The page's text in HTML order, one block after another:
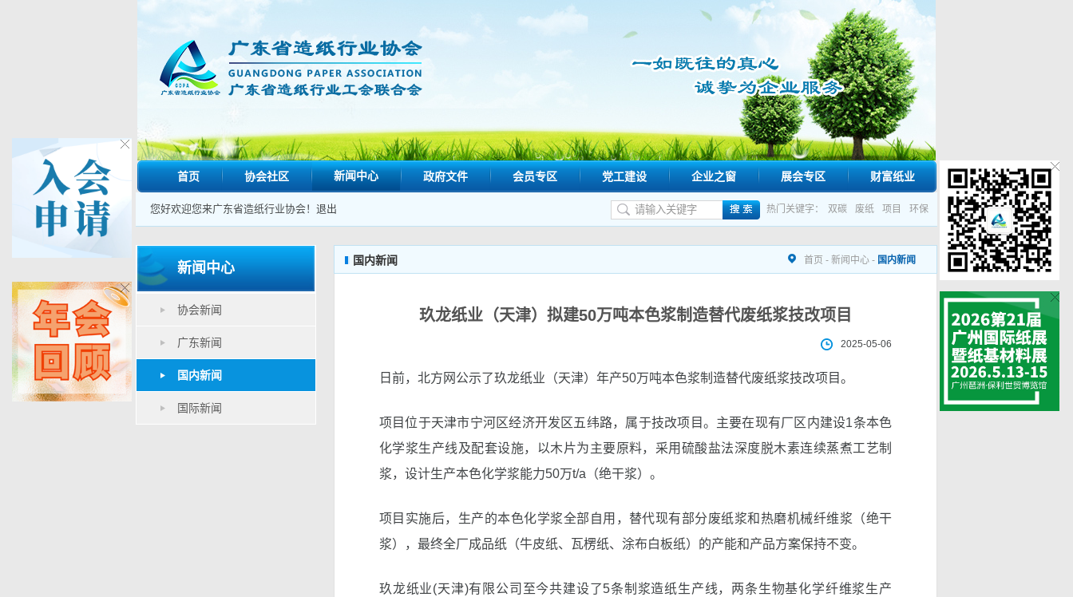
首页 协会社区 新闻中心 政府文件 会员专区 党工建设 企业之窗 展会专区 财富纸业
您好欢迎您来广东省造纸行业协会！ 退出 热门关键字： 双碳 废纸 项目 环保
新闻中心
协会新闻
广东新闻
国内新闻
国际新闻
国内新闻 首页 - 新闻中心 - 国内新闻
玖龙纸业（天津）拟建50万吨本色浆制造替代废纸浆技改项目
2025-05-06
日前，北方网公示了玖龙纸业（天津）年产50万吨本色浆制造替代废纸浆技改项目。
项目位于天津市宁河区经济开发区五纬路，属于技改项目。主要在现有厂区内建设1条本色
化学浆生产线及配套设施，以木片为主要原料，采用硫酸盐法深度脱木素连续蒸煮工艺制
浆，设计生产本色化学浆能力50万t/a（绝干浆）。
项目实施后，生产的本色化学浆全部自用，替代现有部分废纸浆和热磨机械纤维浆（绝干
浆），最终全厂成品纸（牛皮纸、瓦楞纸、涂布白板纸）的产能和产品方案保持不变。
玖龙纸业(天津)有限公司至今共建设了5条制浆造纸生产线，两条生物基化学纤维浆生产